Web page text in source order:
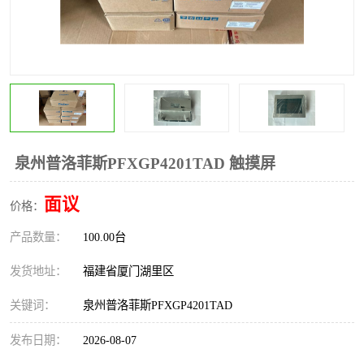
泉州普洛菲斯PFXGP4201TAD 触摸屏
价格： 面议
产品数量： 100.00台
发货地址： 福建省厦门湖里区
关键词： 泉州普洛菲斯PFXGP4201TAD
发布日期： 2026-08-07
魏德米勒继电器 施迈赛限位开关